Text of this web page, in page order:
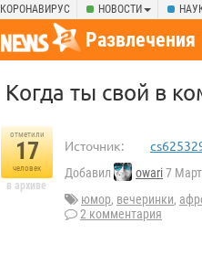
КОРОНАВИРУС НОВОСТИ
Развлечения
Когда ты свой в
отметили
17
человек
в архиве
Источник:
Добавил owari7
юмор, вечеринки,
2 комментария